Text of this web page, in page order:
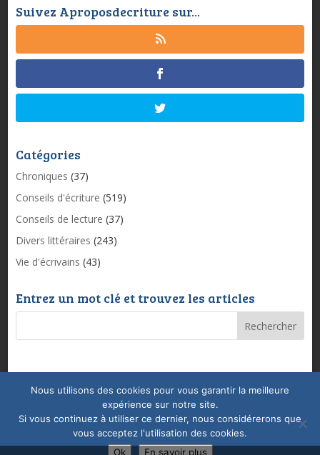
Suivez Aproposdecriture sur...
Catégories
Chroniques (37)
Conseils d'écriture (519)
Conseils de lecture (37)
Divers littéraires (243)
Vie d'écrivains (43)
Entrez un mot clé et trouvez les articles
Mentions légales & Politique de confidentialité
Conditions Générales de Vente
Coaching
Nous utilisons des cookies pour vous garantir la meilleure
expérience sur notre site.
Si vous continuez à utiliser ce dernier, nous considérerons que
vous acceptez l'utilisation des cookies.
Ok
En savoir plus